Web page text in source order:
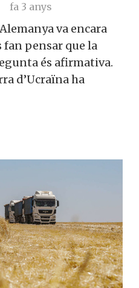
fa 3 anys
va encara
fan pensar que la
és afirmativa.
d’Ucraïna ha